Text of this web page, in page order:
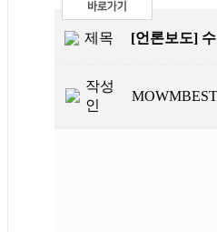
제목 [언론보도]
작성
인
MOWMBEST